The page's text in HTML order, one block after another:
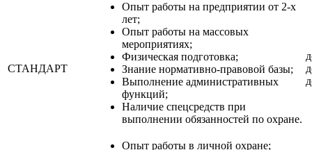
СТАНДАРТ
Опыт работы на предприятии от 2-х
лет;
Опыт работы на массовых
мероприятиях;
Физическая подготовка;
Знание нормативно-правовой базы;
Выполнение административных
функций;
Наличие спецсредств при
выполнении обязанностей по охране.
Опыт работы в личной охране;